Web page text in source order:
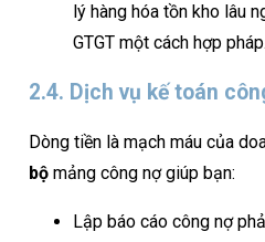
lý hàng hóa tồn kho lâu
GTGT một cách hợp pháp.
2.4. Dịch vụ kế toán
Dòng tiền là mạch máu của
bộ mảng công nợ giúp bạn:
Lập báo cáo công nợ